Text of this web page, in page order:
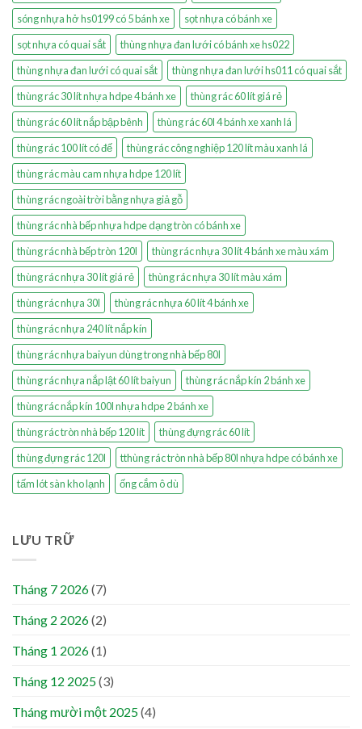
sóng nhựa hở hs0199 có 5 bánh xe
sọt nhựa có bánh xe
sọt nhựa có quai sắt
thùng nhựa đan lưới có bánh xe hs022
thùng nhựa đan lưới có quai sắt
thùng nhựa đan lưới hs011 có quai sắt
thùng rác 30 lít nhựa hdpe 4 bánh xe
thùng rác 60 lít giá rẻ
thùng rác 60 lít nắp bập bênh
thùng rác 60l 4 bánh xe xanh lá
thùng rác 100 lít có đế
thùng rác công nghiệp 120 lít màu xanh lá
thùng rác màu cam nhựa hdpe 120 lít
thùng rác ngoài trời bằng nhựa giả gỗ
thùng rác nhà bếp nhựa hdpe dạng tròn có bánh xe
thùng rác nhà bếp tròn 120l
thùng rác nhựa 30 lít 4 bánh xe màu xám
thùng rác nhựa 30 lít giá rẻ
thùng rác nhựa 30 lít màu xám
thùng rác nhựa 30l
thùng rác nhựa 60 lít 4 bánh xe
thùng rác nhựa 240 lít nắp kín
thùng rác nhựa baiyun dùng trong nhà bếp 80l
thùng rác nhựa nắp lật 60 lít baiyun
thùng rác nắp kín 2 bánh xe
thùng rác nắp kín 100l nhựa hdpe 2 bánh xe
thùng rác tròn nhà bếp 120 lít
thùng đựng rác 60 lít
thùng đựng rác 120l
tthùng rác tròn nhà bếp 80l nhựa hdpe có bánh xe
tấm lót sàn kho lạnh
ống cắm ô dù
LƯU TRỮ
Tháng 7 2026(7)
Tháng 2 2026(2)
Tháng 1 2026(1)
Tháng 12 2025(3)
Tháng mười một 2025(4)